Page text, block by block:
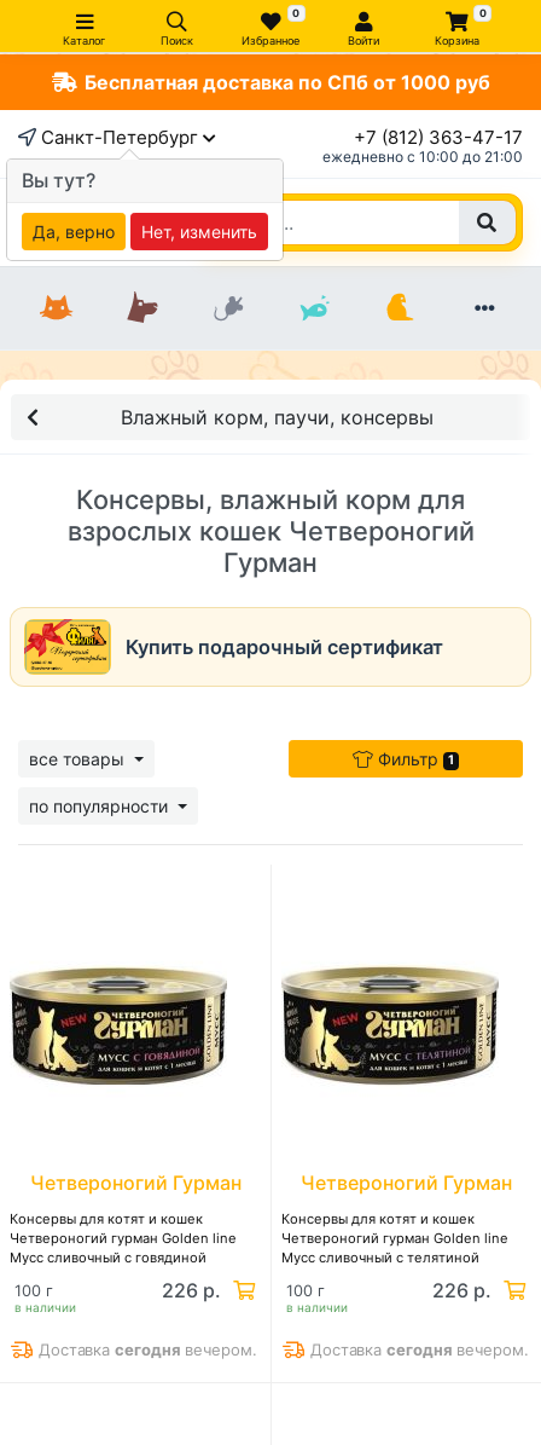
Каталог Поиск
0
Избранное Войти
0
Корзина
Бесплатная доставка по СПб от 1000 руб
Санкт-Петербург +7 (812) 363-47-17
ежедневно c 10:00 до 21:00
Влажный корм, паучи, консервы
Консервы, влажный корм для
взрослых кошек Четвероногий
Гурман
Купить подарочный сертификат
все товары
по популярности
Фильтр 1
Четвероногий Гурман
Консервы для котят и кошек
Четвероногий гурман Golden line
Мусс сливочный с говядиной
в наличии
100 г 226 р.
Доставкасегодня вечером.
Четвероногий Гурман
Консервы для котят и кошек
Четвероногий гурман Golden line
Мусс сливочный с телятиной
в наличии
100 г 226 р.
Доставкасегодня вечером.
Вы тут?
Да, верно Нет, изменить